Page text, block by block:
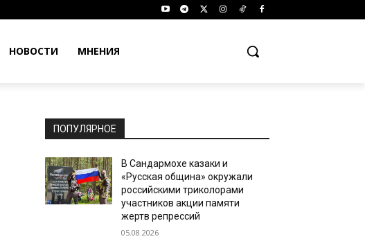
НОВОСТИ МНЕНИЯ
ПОПУЛЯРНОЕ
В Сандармохе казаки и
«Русская община» окружали
российскими триколорами
участников акции памяти
жертв репрессий
05.08.2026